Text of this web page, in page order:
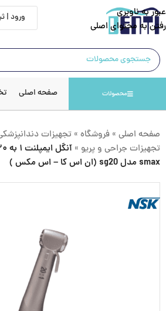
عبور به ناوبری
رفتن به محتوای اصلی
ورود |
محصولات صفحه اصلی
صفحه اصلی » فروشگاه » تجهیزات
تجهیزات جراحی و پریو »
smax مدل sg20 (ان اس کا – اس مکس )